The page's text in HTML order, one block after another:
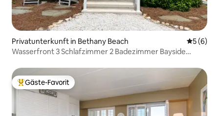
Privatunterkunft in Bethany Beach
5 (6)
Wasserfront 3 Schlafzimmer 2 Badezimmer Bayside
Beliebter Gäste-Favorit.
Gäste-Favorit